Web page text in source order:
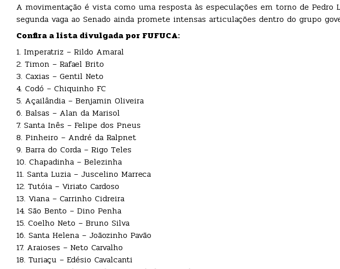
A movimentação é vista como uma resposta às especulações em torno de Pedro
segunda vaga ao Senado ainda promete intensas articulações dentro do grupo
Confira a lista divulgada por FUFUCA:
1. Imperatriz – Rildo Amaral
2. Timon – Rafael Brito
3. Caxias – Gentil Neto
4. Codó – Chiquinho FC
5. Açailândia – Benjamin Oliveira
6. Balsas – Alan da Marisol
7. Santa Inês – Felipe dos Pneus
8. Pinheiro – André da Ralpnet
9. Barra do Corda – Rigo Teles
10. Chapadinha – Belezinha
11. Santa Luzia – Juscelino Marreca
12. Tutóia – Viriato Cardoso
13. Viana – Carrinho Cidreira
14. São Bento – Dino Penha
15. Coelho Neto – Bruno Silva
16. Santa Helena – Joãozinho Pavão
17. Araioses – Neto Carvalho
18. Turiaçu – Edésio Cavalcanti